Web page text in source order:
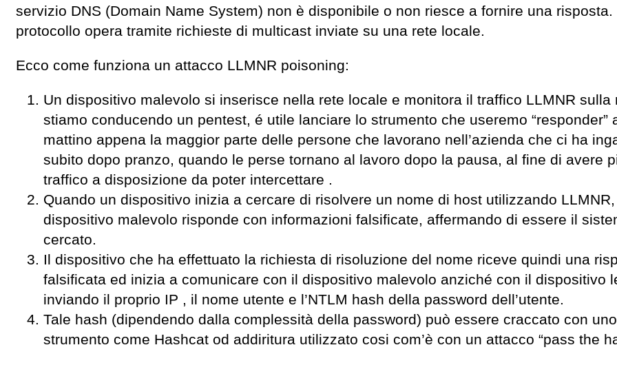
servizio DNS (Domain Name System) non è disponibile o non riesce a fornire una risposta.
protocollo opera tramite richieste di multicast inviate su una rete locale.
Ecco come funziona un attacco LLMNR poisoning:
Un dispositivo malevolo si inserisce nella rete locale e monitora il traffico LLMNR sulla
stiamo conducendo un pentest, é utile lanciare lo strumento che useremo “responder”
mattino appena la maggior parte delle persone che lavorano nell’azienda che ci ha
subito dopo pranzo, quando le perse tornano al lavoro dopo la pausa, al fine di avere
traffico a disposizione da poter intercettare .
Quando un dispositivo inizia a cercare di risolvere un nome di host utilizzando
dispositivo malevolo risponde con informazioni falsificate, affermando di essere il
cercato.
Il dispositivo che ha effettuato la richiesta di risoluzione del nome riceve quindi una
falsificata ed inizia a comunicare con il dispositivo malevolo anziché con il dispositivo
inviando il proprio IP , il nome utente e l’NTLM hash della password dell’utente.
Tale hash (dipendendo dalla complessità della password) può essere craccato con uno
strumento come Hashcat od addiritura utilizzato cosi com’è con un attacco “pass the